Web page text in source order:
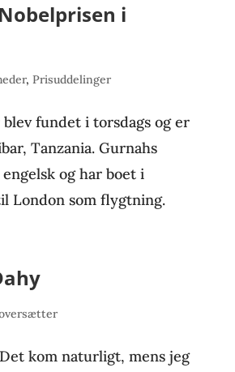
i
,Prisuddelinger
fundet i torsdags og er
Tanzania. Gurnahs
og har boet i
London som flygtning.
kom naturligt, mens jeg